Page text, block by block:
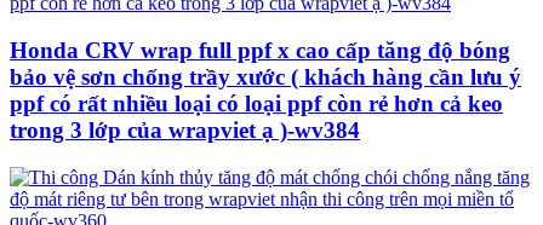
Honda CRV wrap full ppf x cao cấp tăng độ bóng
bảo vệ sơn chống trầy xước ( khách hàng cần lưu ý
ppf có rất nhiều loại có loại ppf còn rẻ hơn cả keo
trong 3 lớp của wrapviet ạ )-wv384